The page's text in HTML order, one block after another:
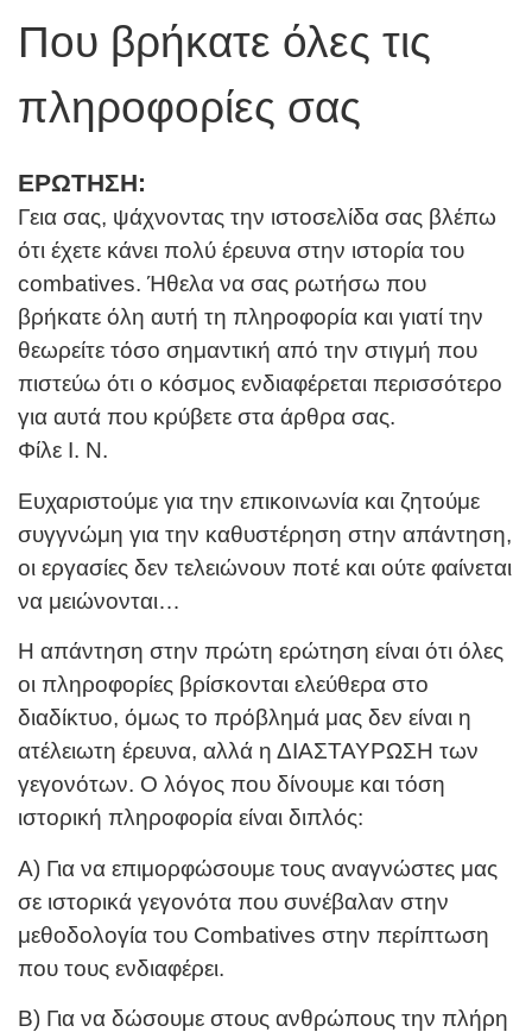
Που βρήκατε όλες τις
πληροφορίες σας
ΕΡΩΤΗΣΗ:
Γεια σας, ψάχνοντας την ιστοσελίδα σας βλέπω
ότι έχετε κάνει πολύ έρευνα στην ιστορία του
combatives. Ήθελα να σας ρωτήσω που
βρήκατε όλη αυτή τη πληροφορία και γιατί την
θεωρείτε τόσο σημαντική από την στιγμή που
πιστεύω ότι ο κόσμος ενδιαφέρεται περισσότερο
για αυτά που κρύβετε στα άρθρα σας.
Φίλε Ι. Ν.
Ευχαριστούμε για την επικοινωνία και ζητούμε
συγγνώμη για την καθυστέρηση στην απάντηση,
οι εργασίες δεν τελειώνουν ποτέ και ούτε φαίνεται
να μειώνονται…
Η απάντηση στην πρώτη ερώτηση είναι ότι όλες
οι πληροφορίες βρίσκονται ελεύθερα στο
διαδίκτυο, όμως το πρόβλημά μας δεν είναι η
ατέλειωτη έρευνα, αλλά η ΔΙΑΣΤΑΥΡΩΣΗ των
γεγονότων. Ο λόγος που δίνουμε και τόση
ιστορική πληροφορία είναι διπλός:
Α) Για να επιμορφώσουμε τους αναγνώστες μας
σε ιστορικά γεγονότα που συνέβαλαν στην
μεθοδολογία του Combatives στην περίπτωση
που τους ενδιαφέρει.
Β) Για να δώσουμε στους ανθρώπους την πλήρη